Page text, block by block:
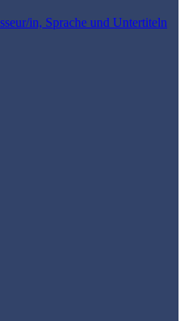
in, Sprache und Untertiteln